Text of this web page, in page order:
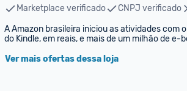
Marketplace verificado CNPJ verificado
A Amazon brasileira iniciou as atividades com
do Kindle, em reais, e mais de um milhão de
Ver mais ofertas dessa loja